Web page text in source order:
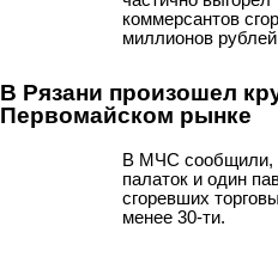
коммерсантов
миллионов
В Рязани произошел
Первомайском рынке
В МЧС сообщили,
палаток и один
сгоревших
менее 30-ти.